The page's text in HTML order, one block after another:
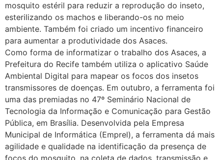
mosquito estéril para reduzir a reprodução do inseto,
esterilizando os machos e liberando-os no meio
ambiente. Também foi criado um incentivo financeiro
para aumentar a produtividade dos Asaces.
Como forma de informatizar o trabalho dos Asaces, a
Prefeitura do Recife também utiliza o aplicativo Saúde
Ambiental Digital para mapear os focos dos insetos
transmissores de doenças. Em outubro, a ferramenta foi
uma das premiadas no 47º Seminário Nacional de
Tecnologia da Informação e Comunicação para Gestão
Pública, em Brasília. Desenvolvida pela Empresa
Municipal de Informática (Emprel), a ferramenta dá mais
agilidade e qualidade na identificação da presença de
focos do mosquito, na coleta de dados, transmissão e